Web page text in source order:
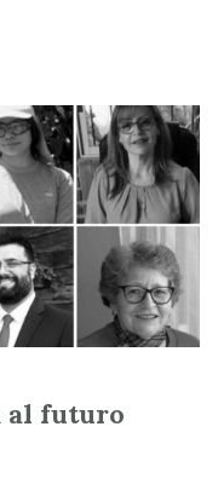
al futuro